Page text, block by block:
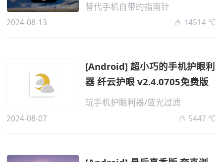
替代手机自带的指南针
2024-08-13 14514 ℃
[Android] 超小巧的手机护眼利
器 纤云护眼 v2.4.0705免费版
玩手机护眼利器/蓝光过滤
2024-08-07 5447 ℃